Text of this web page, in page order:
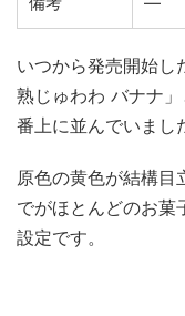
いつから発売開始し
熟じゅわわ バナナ
番上に並んでいまし
原色の黄色が結構目
でがほとんどのお菓
設定です。